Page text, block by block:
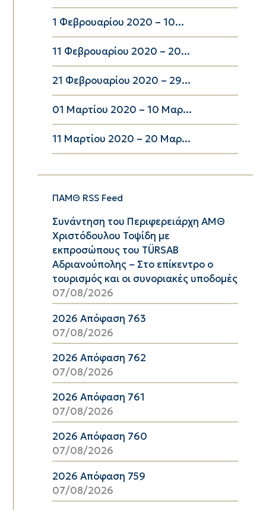
1 Φεβρουαρίου 2020 – 10...
11 Φεβρουαρίου 2020 – 20...
21 Φεβρουαρίου 2020 – 29...
01 Μαρτίου 2020 – 10 Μαρ...
11 Μαρτίου 2020 – 20 Μαρ...
ΠΑΜΘ RSS Feed
Συνάντηση του Περιφερειάρχη ΑΜΘ
Χριστόδουλου Τοψίδη με
εκπροσώπους του TÜRSAB
Αδριανούπολης – Στο επίκεντρο ο
τουρισμός και οι συνοριακές υποδομές
07/08/2026
2026 Απόφαση 763
07/08/2026
2026 Απόφαση 762
07/08/2026
2026 Απόφαση 761
07/08/2026
2026 Απόφαση 760
07/08/2026
2026 Απόφαση 759
07/08/2026